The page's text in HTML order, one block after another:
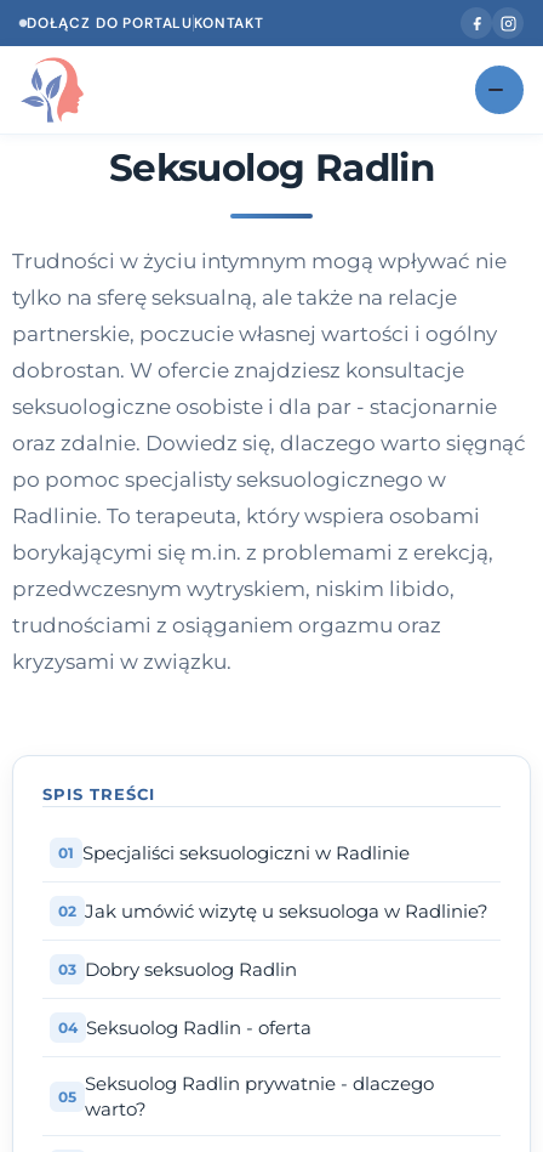
DOŁĄCZ DO PORTALUKONTAKT
Znajdź swojego specjalistęNOWOŚĆ
Według specjalizacji
Diagnozy psychologiczne
Testy psychologiczne
Dawka wiedzy
Kontakt
Dołącz do portalu
Seksuolog Radlin
Trudności w życiu intymnym mogą wpływać nie
tylko na sferę seksualną, ale także na relacje
partnerskie, poczucie własnej wartości i ogólny
dobrostan. W ofercie znajdziesz konsultacje
seksuologiczne osobiste i dla par - stacjonarnie
oraz zdalnie. Dowiedz się, dlaczego warto sięgnąć
po pomoc specjalisty seksuologicznego w
Radlinie. To terapeuta, który wspiera osobami
borykającymi się m.in. z problemami z erekcją,
przedwczesnym wytryskiem, niskim libido,
trudnościami z osiąganiem orgazmu oraz
kryzysami w związku.
SPIS TREŚCI
Specjaliści seksuologiczni w Radlinie
Jak umówić wizytę u seksuologa w Radlinie?
Dobry seksuolog Radlin
Seksuolog Radlin - oferta
Seksuolog Radlin prywatnie - dlaczego
warto?